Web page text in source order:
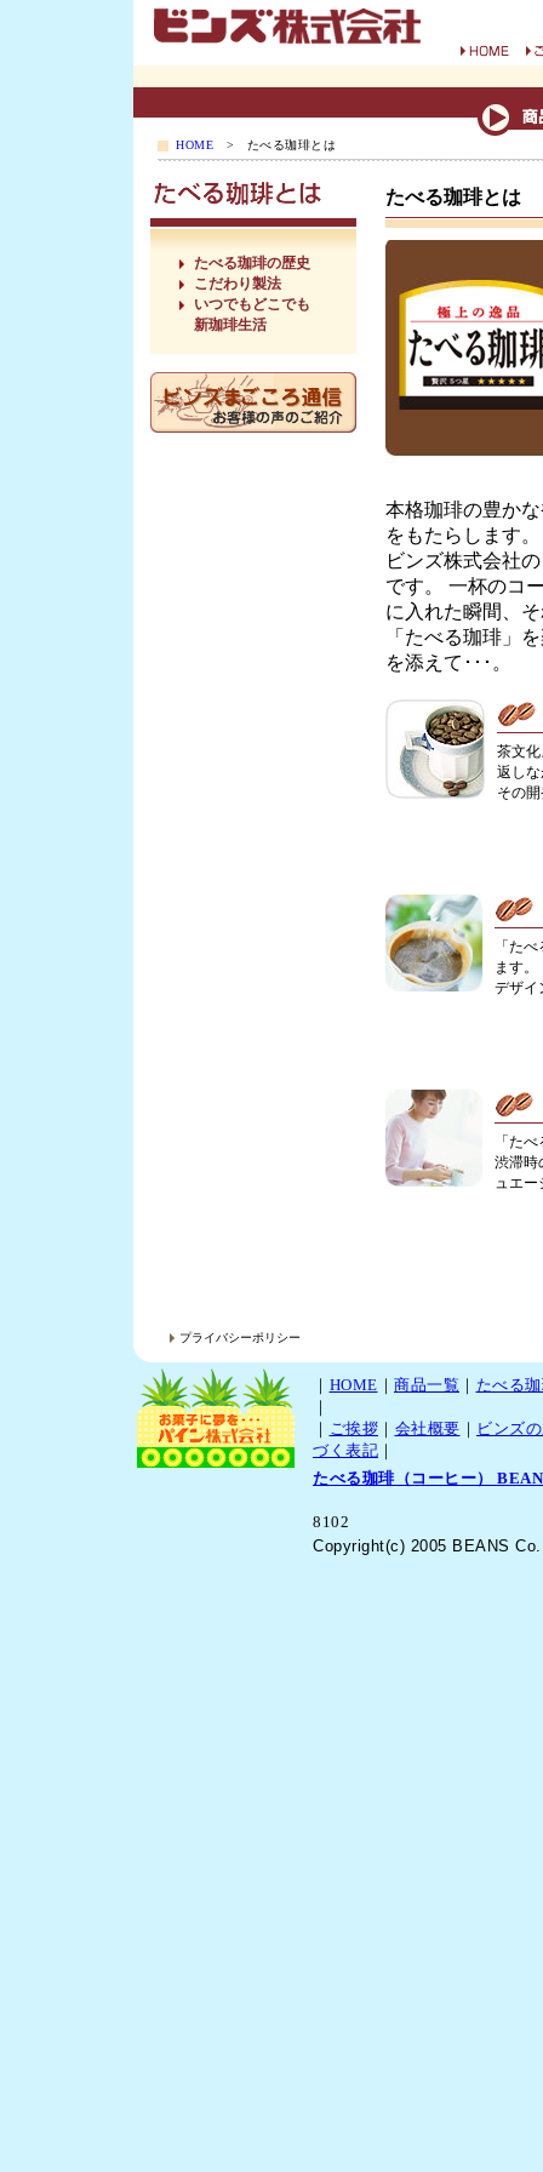
HOME > たべる珈琲とは
たべる珈琲とは
本格珈琲の豊か
をもたらします。
ビンズ株式会社
です。 一杯のコ
に入れた瞬間、
「たべる珈琲」
を添えて･･･。
茶文
返し
その
「た
ます
デザイ
「た
渋滞時
ュエー
たべる珈琲の歴史
こだわり製法
いつでもどこでも
新珈琲生活
プライバシーポリシー
HOME 商品一覧
たべる
ご挨拶 会社概要
ビンズ
づく表記
たべる珈琲（コーヒー）
8102
Copyright(c) 2005 BEANS